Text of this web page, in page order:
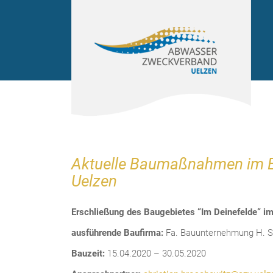
Aktuelle Baumaßnahmen im
Uelzen
Erschließung des Baugebietes “Im Deinefelde“
ausführende Baufirma: Fa. Bauunternehmung H.
Bauzeit: 15.04.2020 – 30.05.2020